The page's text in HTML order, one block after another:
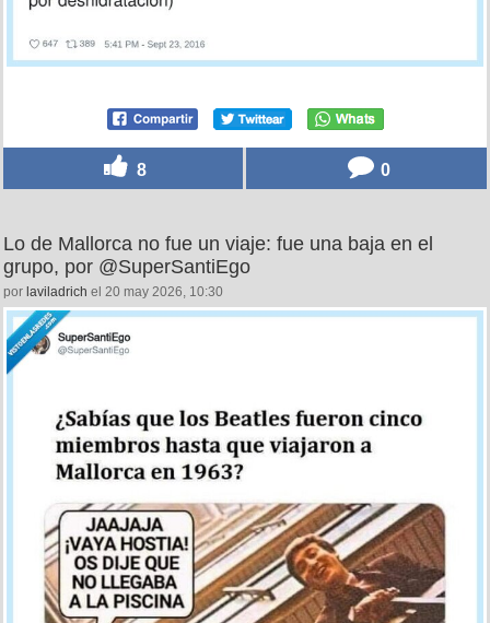
8 0
Lo de Mallorca no fue un viaje: fue una baja en el
grupo, por @SuperSantiEgo
por laviladrich el 20 may 2026, 10:30